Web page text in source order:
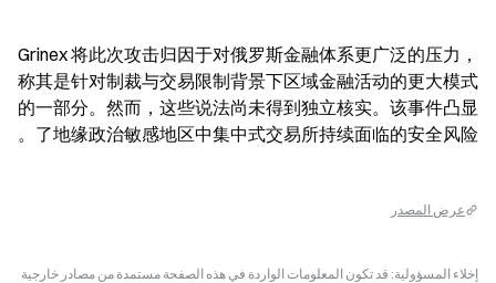
Grinex 将此次攻击归因于对俄罗斯金融体系更广泛的压力，
称其是针对制裁与交易限制背景下区域金融活动的更大模式
的一部分。然而，这些说法尚未得到独立核实。该事件凸显
了地缘政治敏感地区中集中式交易所持续面临的安全风险。
عرض المصدر
إخلاء المسؤولية: قد تكون المعلومات الواردة في هذه الصفحة مستمدة من مصادر خارجية